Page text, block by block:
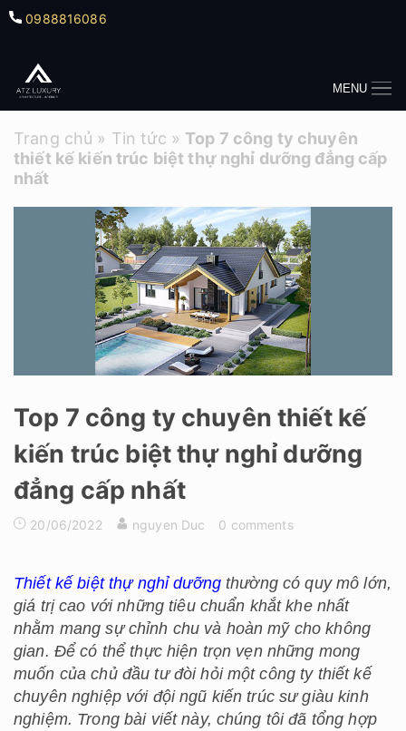
0988816086
MENU
Trang chủ » Tin tức » Top 7 công ty chuyên
thiết kế kiến trúc biệt thự nghỉ dưỡng đẳng cấp
nhất
Top 7 công ty chuyên thiết kế
kiến trúc biệt thự nghỉ dưỡng
đẳng cấp nhất
20/06/2022 nguyen Duc 0 comments
Thiết kế biệt thự nghỉ dưỡngthường có quy mô lớn,
giá trị cao với những tiêu chuẩn khắt khe nhất
nhằm mang sự chỉnh chu và hoàn mỹ cho không
gian. Để có thể thực hiện trọn vẹn những mong
muốn của chủ đầu tư đòi hỏi một công ty thiết kế
chuyên nghiệp với đội ngũ kiến trúc sư giàu kinh
nghiệm. Trong bài viết này, chúng tôi đã tổng hợp